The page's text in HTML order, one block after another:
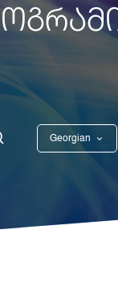
Georgian